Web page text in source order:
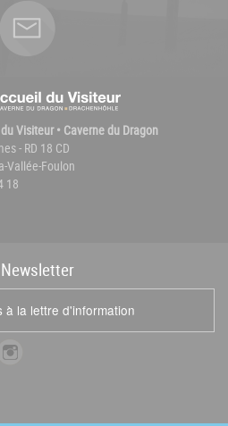
Visiteur • Caverne du Dragon
- RD 18 CD
Vallée-Foulon
18
Newsletter
à la lettre d'information